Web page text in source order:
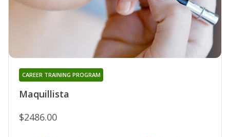
Maquillista
CAREER TRAINING PROGRAM
$2486.00